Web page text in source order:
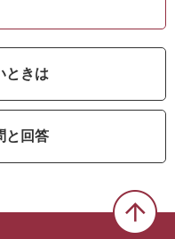
ときは
と回答